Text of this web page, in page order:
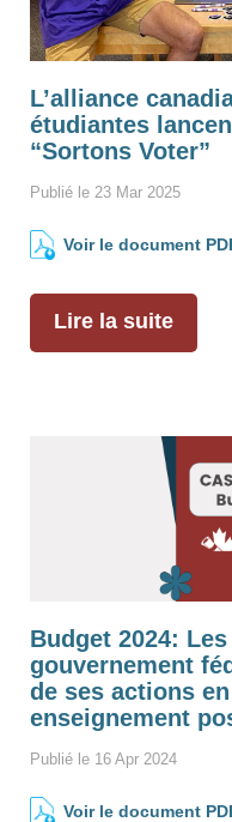
L’alliance
étudiantes
“Sortons Voter”
Publié le 23 Mar 2025
Voir le document
Lire la suite
Budget 2024:
gouvernement
de ses actions
enseignement
Publié le 16 Apr 2024
Voir le document